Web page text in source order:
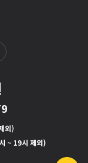
외)
~ 19시 제외)